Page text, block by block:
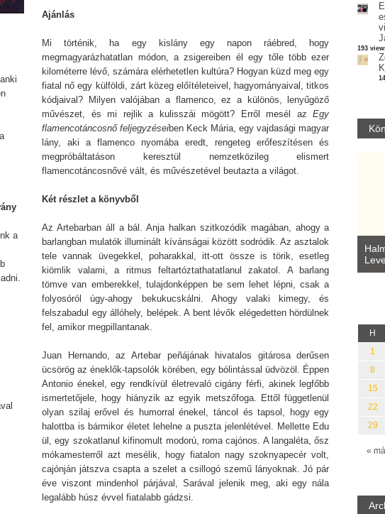
a
Ajánlás
Mi történik, ha egy kislány egy napon ráébred, hogy
megmagyarázhatatlan módon, a zsigereiben él egy tőle több ezer
kilométerre lévő, számára elérhetetlen kultúra? Hogyan küzd meg egy
fiatal nő egy külföldi, zárt közeg előítéleteivel, hagyományaival, titkos
kódjaival? Milyen valójában a flamenco, ez a különös, lenyűgöző
művészet, és mi rejlik a kulisszái mögött? Erről mesél azEgy
flamencotáncosnő feljegyzéseiben Keck Mária, egy vajdasági magyar
lány, aki a flamenco nyomába eredt, rengeteg erőfeszítésen és
megpróbáltatáson keresztül nemzetközileg elismert
flamencotáncosnővé vált, és művészetével beutazta a világot.
Két részlet a könyvből
Az Artebarban áll a bál. Anja halkan szitkozódik magában, ahogy a
barlangban mulatók illuminált kívánságai között sodródik. Az asztalok
tele vannak üvegekkel, poharakkal, itt-ott össze is törik, esetleg
kiömlik valami, a ritmus feltartóztathatatlanul zakatol. A barlang
tömve van emberekkel, tulajdonképpen be sem lehet lépni, csak a
folyosóról úgy-ahogy bekukucskálni. Ahogy valaki kimegy, és
felszabadul egy állóhely, belépek. A bent lévők elégedetten hördülnek
fel, amikor megpillantanak.
Juan Hernando, az Artebar peñájának hivatalos gitárosa derűsen
ücsörög az éneklők-tapsolók körében, egy bólintással üdvözöl. Éppen
Antonio énekel, egy rendkívül életrevaló cigány férfi, akinek legfőbb
ismertetőjele, hogy hiányzik az egyik metszőfoga. Ettől függetlenül
olyan szilaj erővel és humorral énekel, táncol és tapsol, hogy egy
halottba is bármikor életet lehelne a puszta jelenlétével. Mellette Edu
ül, egy szokatlanul kifinomult modorú, roma cajónos. A langaléta, ősz
mókamesterről azt mesélik, hogy fiatalon nagy szoknyapecér volt,
cajónján játszva csapta a szelet a csillogó szemű lányoknak. Jó pár
éve viszont mindenhol párjával, Sarával jelenik meg, aki egy nála
legalább húsz évvel fiatalabb gádzsi.
193
Erotikai kalauz
Parvathy Baul: A NAGY LELKEK DALAI.
Bevezetés a bául ösvénybe (Fordította:
Rideg Zsófia)
H
«
1
8
15
22
29